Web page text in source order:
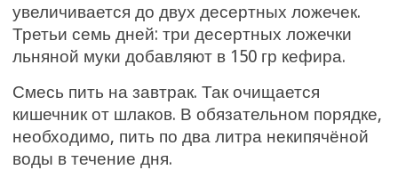
увеличивается до двух десертных ложечек.
Третьи семь дней: три десертных ложечки
льняной муки добавляют в 150 гр кефира.
Смесь пить на завтрак. Так очищается
кишечник от шлаков. В обязательном порядке,
необходимо, пить по два литра некипячёной
воды в течение дня.